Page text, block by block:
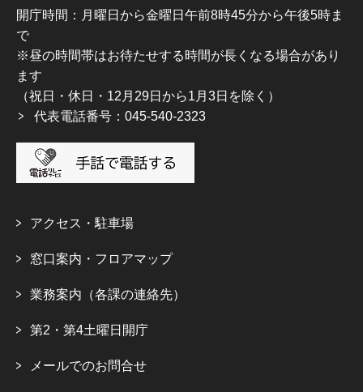
開庁時間：月曜日から金曜日午前8時45分から午後5時ま
で
※昼の時間帯はお待たせする時間が長くなる場合があり
ます
（祝日・休日・12月29日から1月3日を除く）
代表電話番号：045-540-2323
アクセス・駐車場
窓口案内・フロアマップ
業務案内（各課の連絡先）
第2・第4土曜日開庁
メールでのお問合せ